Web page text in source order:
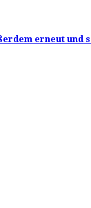
erneut